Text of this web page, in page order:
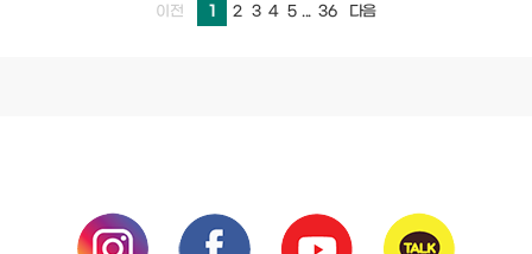
이전 1 2 3 4 5 ... 36 다음